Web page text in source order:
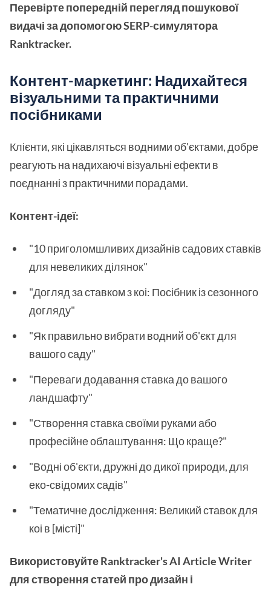
Перевірте попередній перегляд пошукової
видачі за допомогою SERP-симулятора
Ranktracker.
Контент-маркетинг: Надихайтеся
візуальними та практичними
посібниками
Клієнти, які цікавляться водними об'єктами, добре
реагують на надихаючі візуальні ефекти в
поєднанні з практичними порадами.
Контент-ідеї:
"10 приголомшливих дизайнів садових ставків
для невеликих ділянок"
"Догляд за ставком з коі: Посібник із сезонного
догляду"
"Як правильно вибрати водний об'єкт для
вашого саду"
"Переваги додавання ставка до вашого
ландшафту"
"Створення ставка своїми руками або
професійне облаштування: Що краще?"
"Водні об'єкти, дружні до дикої природи, для
еко-свідомих садів"
"Тематичне дослідження: Великий ставок для
коі в [місті]"
Використовуйте Ranktracker's AI Article Writer
для створення статей про дизайн і